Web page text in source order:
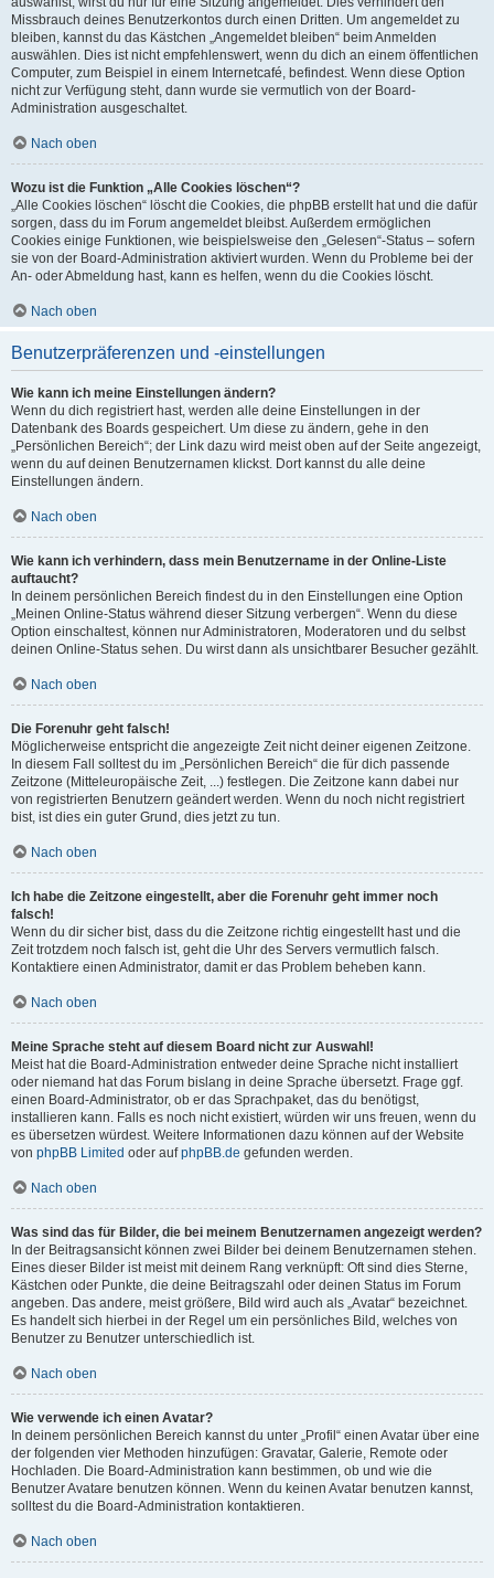
Missbrauch deines Benutzerkontos durch einen Dritten. Um angemeldet zu
bleiben, kannst du das Kästchen „Angemeldet bleiben“ beim Anmelden
auswählen. Dies ist nicht empfehlenswert, wenn du dich an einem öffentlichen
Computer, zum Beispiel in einem Internetcafé, befindest. Wenn diese Option
nicht zur Verfügung steht, dann wurde sie vermutlich von der Board-
Administration ausgeschaltet.
Nach oben
Wozu ist die Funktion „Alle Cookies löschen“?
„Alle Cookies löschen“ löscht die Cookies, die phpBB erstellt hat und die dafür
sorgen, dass du im Forum angemeldet bleibst. Außerdem ermöglichen
Cookies einige Funktionen, wie beispielsweise den „Gelesen“-Status – sofern
sie von der Board-Administration aktiviert wurden. Wenn du Probleme bei der
An- oder Abmeldung hast, kann es helfen, wenn du die Cookies löscht.
Nach oben
Benutzerpräferenzen und -einstellungen
Wie kann ich meine Einstellungen ändern?
Wenn du dich registriert hast, werden alle deine Einstellungen in der
Datenbank des Boards gespeichert. Um diese zu ändern, gehe in den
„Persönlichen Bereich“; der Link dazu wird meist oben auf der Seite angezeigt,
wenn du auf deinen Benutzernamen klickst. Dort kannst du alle deine
Einstellungen ändern.
Nach oben
Wie kann ich verhindern, dass mein Benutzername in der Online-Liste
auftaucht?
In deinem persönlichen Bereich findest du in den Einstellungen eine Option
„Meinen Online-Status während dieser Sitzung verbergen“. Wenn du diese
Option einschaltest, können nur Administratoren, Moderatoren und du selbst
deinen Online-Status sehen. Du wirst dann als unsichtbarer Besucher gezählt.
Nach oben
Die Forenuhr geht falsch!
Möglicherweise entspricht die angezeigte Zeit nicht deiner eigenen Zeitzone.
In diesem Fall solltest du im „Persönlichen Bereich“ die für dich passende
Zeitzone (Mitteleuropäische Zeit, ...) festlegen. Die Zeitzone kann dabei nur
von registrierten Benutzern geändert werden. Wenn du noch nicht registriert
bist, ist dies ein guter Grund, dies jetzt zu tun.
Nach oben
Ich habe die Zeitzone eingestellt, aber die Forenuhr geht immer noch
falsch!
Wenn du dir sicher bist, dass du die Zeitzone richtig eingestellt hast und die
Zeit trotzdem noch falsch ist, geht die Uhr des Servers vermutlich falsch.
Kontaktiere einen Administrator, damit er das Problem beheben kann.
Nach oben
Meine Sprache steht auf diesem Board nicht zur Auswahl!
Meist hat die Board-Administration entweder deine Sprache nicht installiert
oder niemand hat das Forum bislang in deine Sprache übersetzt. Frage ggf.
einen Board-Administrator, ob er das Sprachpaket, das du benötigst,
installieren kann. Falls es noch nicht existiert, würden wir uns freuen, wenn du
es übersetzen würdest. Weitere Informationen dazu können auf der Website
von phpBB Limited oder aufphpBB.de gefunden werden.
Nach oben
Was sind das für Bilder, die bei meinem Benutzernamen angezeigt werden?
In der Beitragsansicht können zwei Bilder bei deinem Benutzernamen stehen.
Eines dieser Bilder ist meist mit deinem Rang verknüpft: Oft sind dies Sterne,
Kästchen oder Punkte, die deine Beitragszahl oder deinen Status im Forum
angeben. Das andere, meist größere, Bild wird auch als „Avatar“ bezeichnet.
Es handelt sich hierbei in der Regel um ein persönliches Bild, welches von
Benutzer zu Benutzer unterschiedlich ist.
Nach oben
Wie verwende ich einen Avatar?
In deinem persönlichen Bereich kannst du unter „Profil“ einen Avatar über eine
der folgenden vier Methoden hinzufügen: Gravatar, Galerie, Remote oder
Hochladen. Die Board-Administration kann bestimmen, ob und wie die
Benutzer Avatare benutzen können. Wenn du keinen Avatar benutzen kannst,
solltest du die Board-Administration kontaktieren.
Nach oben